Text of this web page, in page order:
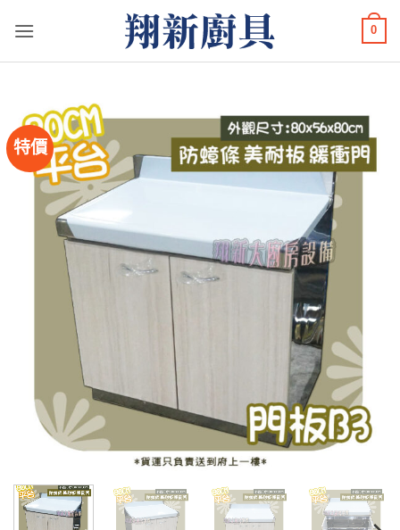
0
特價